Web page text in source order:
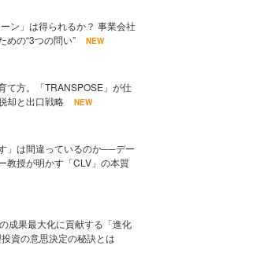
ン」は得られるか？ 事業会社
めの“3つの問い”
NEW
て方。「TRANSPOSE」が仕
却と出口戦略
NEW
」は間違っているのか──デー
教授が明かす「CLV」の本質
成果最大化に貢献する「進化
資の意思決定の秘訣とは